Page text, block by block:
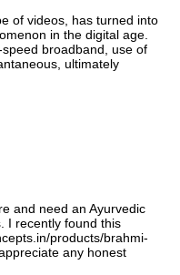
of videos, has turned into
in the digital age.
broadband, use of
ultimately
and need an Ayurvedic
I recently found this
products/brahmi-
any honest